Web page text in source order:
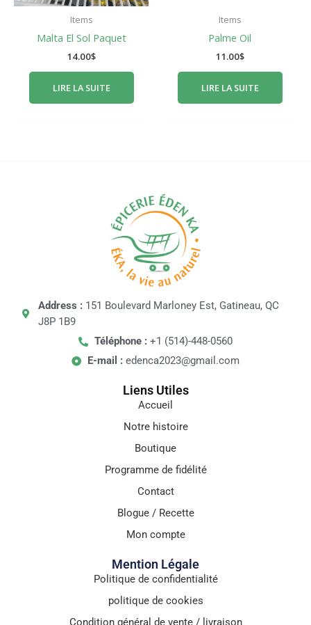
Items
Malta El Sol Paquet
14.00$
LIRE LA SUITE
Items
Palme Oil
11.00$
LIRE LA SUITE
Address :151 Boulevard Marloney Est, Gatineau, QC
J8P 1B9
Téléphone :+1 (514)-448-0560
E-mail : edenca2023@gmail.com
Liens Utiles
Accueil
Notre histoire
Boutique
Programme de fidélité
Contact
Blogue / Recette
Mon compte
Mention Légale
Politique de confidentialité
politique de cookies